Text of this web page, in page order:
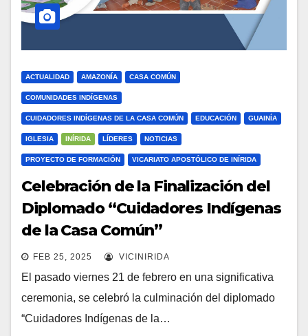
ACTUALIDAD AMAZONÍA CASA COMÚN
COMUNIDADES INDÍGENAS
CUIDADORES INDÍGENAS DE LA CASA COMÚN EDUCACIÓN GUAINÍA
IGLESIA INÍRIDA LÍDERES NOTICIAS
PROYECTO DE FORMACIÓN VICARIATO APOSTÓLICO DE INÍRIDA
Celebración de la Finalización del
Diplomado “Cuidadores Indígenas
de la Casa Común”
FEB 25, 2025 VICINIRIDA
El pasado viernes 21 de febrero en una significativa
ceremonia, se celebró la culminación del diplomado
“Cuidadores Indígenas de la…